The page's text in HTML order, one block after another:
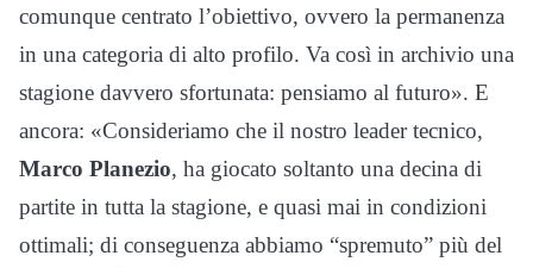
comunque centrato l’obiettivo, ovvero la permanenza
in una categoria di alto profilo. Va così in archivio una
stagione davvero sfortunata: pensiamo al futuro». E
ancora: «Consideriamo che il nostro leader tecnico,
Marco Planezio, ha giocato soltanto una decina di
partite in tutta la stagione, e quasi mai in condizioni
ottimali; di conseguenza abbiamo “spremuto” più del